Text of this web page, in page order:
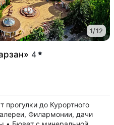
1/12
4
прогулки до Курортного
Филармонии, дачи